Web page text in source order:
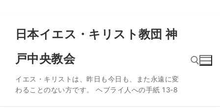
日本イエス・キリスト教団 神
戸中央教会
イエス・キリストは、昨日も今日も、また永遠に変
わることのない方です。 ヘブライ人への手紙 13‐8